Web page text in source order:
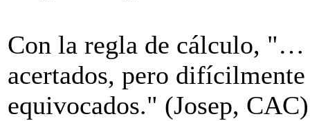
Con la regla de cálculo, "…
acertados, pero
equivocados." (Josep, CAC)